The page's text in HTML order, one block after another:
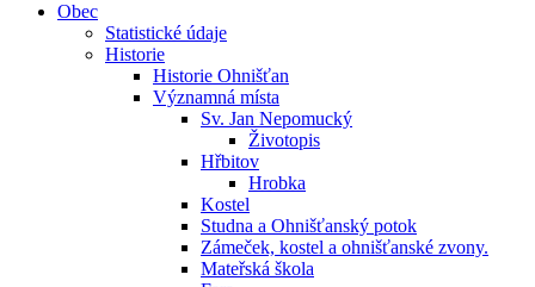
Obec
Statistické údaje
Historie
Historie Ohnišťan
Významná místa
Sv. Jan Nepomucký
Životopis
Hřbitov
Hrobka
Kostel
Studna a Ohnišťanský potok
Zámeček, kostel a ohnišťanské zvony.
Mateřská škola